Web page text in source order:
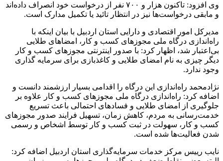
وی افزود: تاکنون هزار و ۷۰۰ نفر از درخواست خود انصراف داده‌اند
و مابقی درخواست‌ها نیز در انتظار تائید یا تکمیل مدارک است.
مدیرکل امور اقتصادی و دارایی استان اردبیل با بیان اینکه با
راه‌اندازی درگاه ملی مجوزهای کسب و کار، امضاهای طلایی
بی‌اعتبار شد، اظهار کرد: با صدور اینترنتی مجوزهای کسب و کار
دیگر چیزی به نام امضای طلایی و کاغذبازی برای سرمایه گذاری
وجود ندارد.
نژادمحمد راه‌اندازی این درگاه را اقدامی بسیار ارزشمند دانست و
اضافه کرد: راه‌اندازی درگاه ملی مجوزهای کسب و کار علاوه بر
جلوگیری از امضای طلایی و فسادهای احتمالی باعث تسریع
خدمت‌رسانی به مردم، کاهش زمان، تسهیل فرایند صدور مجوزهای
کسب و کار، سهولت در ثبت کسب و کار توسط اشخاص و رسمی
شدن فعالیت‌ها شده است.
نایب رییس مرکز خدمات سرمایه‌گذاری استان اردبیل اضافه کرد: